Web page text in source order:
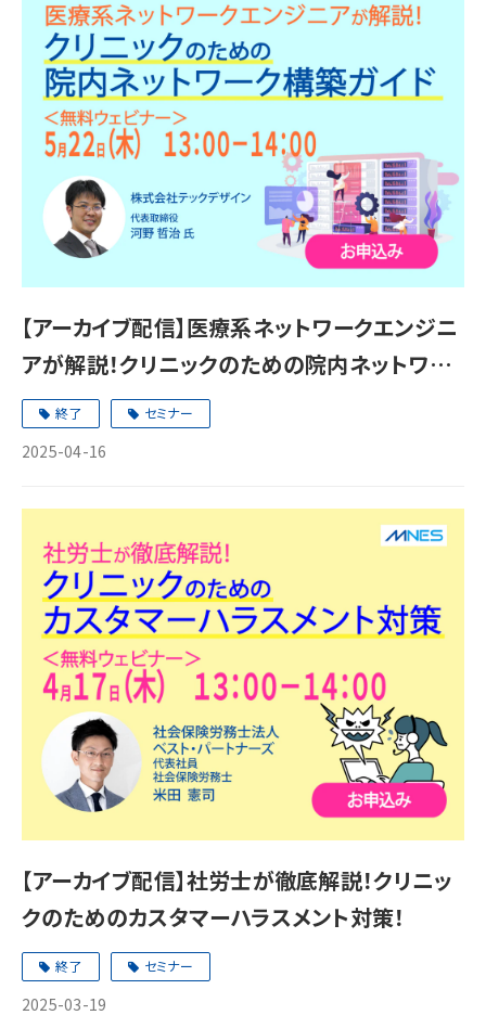
【アーカイブ配信】医療系ネットワークエンジニ
アが解説！クリニックのための院内ネットワー
ク構築ガイド
終了 セミナー
2025-04-16
【アーカイブ配信】社労士が徹底解説！クリニッ
クのためのカスタマーハラスメント対策！
終了 セミナー
2025-03-19